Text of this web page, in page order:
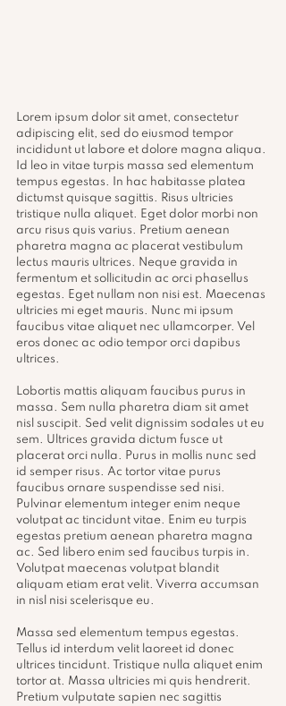
Lorem ipsum dolor sit amet, consectetur
adipiscing elit, sed do eiusmod tempor
incididunt ut labore et dolore magna aliqua.
Id leo in vitae turpis massa sed elementum
tempus egestas. In hac habitasse platea
dictumst quisque sagittis. Risus ultricies
tristique nulla aliquet. Eget dolor morbi non
arcu risus quis varius. Pretium aenean
pharetra magna ac placerat vestibulum
lectus mauris ultrices. Neque gravida in
fermentum et sollicitudin ac orci phasellus
egestas. Eget nullam non nisi est. Maecenas
ultricies mi eget mauris. Nunc mi ipsum
faucibus vitae aliquet nec ullamcorper. Vel
eros donec ac odio tempor orci dapibus
ultrices.
Lobortis mattis aliquam faucibus purus in
massa. Sem nulla pharetra diam sit amet
nisl suscipit. Sed velit dignissim sodales ut eu
sem. Ultrices gravida dictum fusce ut
placerat orci nulla. Purus in mollis nunc sed
id semper risus. Ac tortor vitae purus
faucibus ornare suspendisse sed nisi.
Pulvinar elementum integer enim neque
volutpat ac tincidunt vitae. Enim eu turpis
egestas pretium aenean pharetra magna
ac. Sed libero enim sed faucibus turpis in.
Volutpat maecenas volutpat blandit
aliquam etiam erat velit. Viverra accumsan
in nisl nisi scelerisque eu.
Massa sed elementum tempus egestas.
Tellus id interdum velit laoreet id donec
ultrices tincidunt. Tristique nulla aliquet enim
tortor at. Massa ultricies mi quis hendrerit.
Pretium vulputate sapien nec sagittis